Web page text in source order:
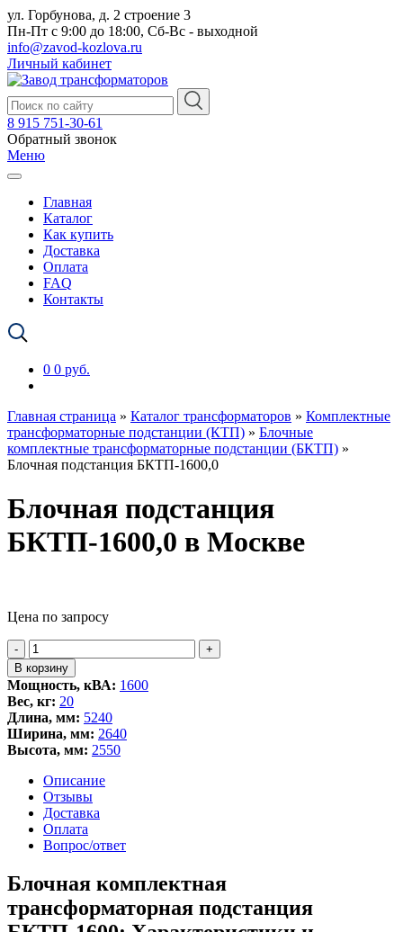
ул. Горбунова, д. 2 строение 3
Пн-Пт с 9:00 до 18:00, Сб-Вс - выходной
info@zavod-kozlova.ru
Личный кабинет
8 915 751-30-61
Обратный звонок
Меню
Главная
Каталог
Как купить
Доставка
Оплата
FAQ
Контакты
0 0 руб.
Главная страница » Каталог трансформаторов » Комплектные
трансформаторные подстанции (КТП) » Блочные
комплектные трансформаторные подстанции (БКТП) »
Блочная подстанция БКТП-1600,0
Блочная подстанция
БКТП-1600,0 в Москве
Цена по запросу
-
Количество
товара
Блочная
подстанция
БКТП-1600,0
+
В корзину
Мощность, кВА: 1600
Вес, кг: 20
Длина, мм: 5240
Ширина, мм: 2640
Высота, мм: 2550
Описание
Отзывы
Доставка
Оплата
Вопрос/ответ
Блочная комплектная
трансформаторная подстанция